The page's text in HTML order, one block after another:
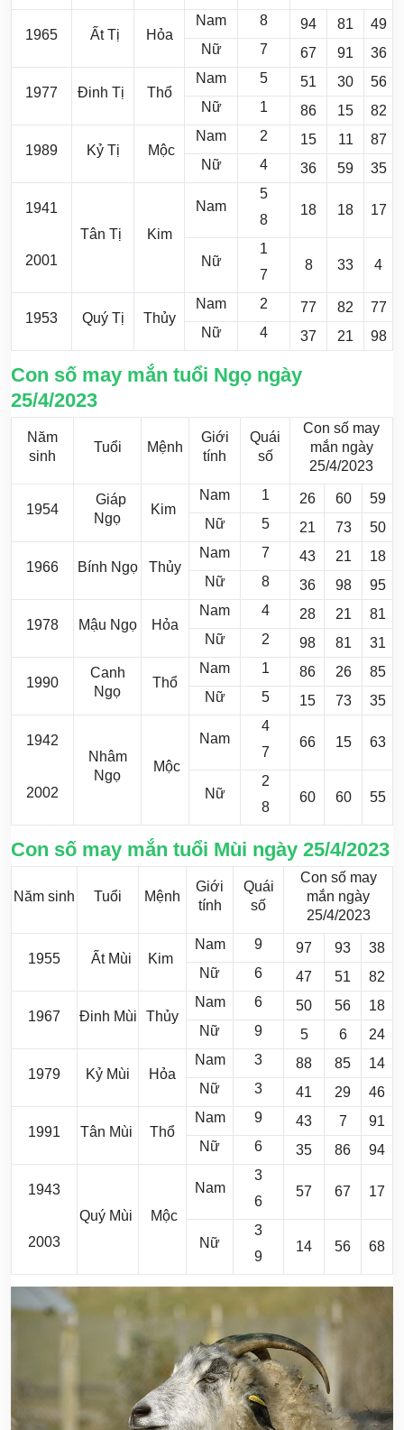
1965 Ất Tị Hỏa
Nam 8 94 81
49
Nữ
7 67 91 36
1977 Đinh Tị Thổ
Nam 5 51 30
56
Nữ
1 86 15 82
1989 Kỷ Tị Mộc
Nam 2 15 11
87
Nữ
4 36 59 35
1941
2001
Tân Tị Kim
Nam
5
8
18 18 17
Nữ
1
7
8 33 4
1953 Quý Tị Thủy
Nam 2 77 82
77
Nữ
4 37 21 98
Con số may mắn tuổi Ngọ ngày
25/4/2023
Năm
sinh
Tuổi Mệnh
Giới
tính
Quái
số
Con số may
mắn ngày
25/4/2023
1954
Giáp
Ngọ
Kim
Nam 1 26 60
59
Nữ
5 21 73 50
1966 Bính Ngọ Thủy
Nam 7 43 21
18
Nữ
8 36 98 95
1978 Mậu Ngọ Hỏa
Nam 4 28 21
81
Nữ
2 98 81 31
1990
Canh
Ngọ
Thổ
Nam 1 86 26
85
Nữ
5 15 73 35
1942
2002
Nhâm
Ngọ
Mộc
Nam
4
7
66 15 63
Nữ
2
8
60 60 55
Con số may mắn tuổi Mùi ngày 25/4/2023
Năm sinh Tuổi Mệnh
Giới
tính
Quái
số
Con số may
mắn ngày
25/4/2023
1955 Ất Mùi Kim
Nam 9 97 93
38
Nữ
6 47 51 82
1967 Đinh Mùi Thủy
Nam 6 50 56
18
Nữ
9 5 6 24
1979 Kỷ Mùi Hỏa
Nam 3 88 85
14
Nữ
3 41 29 46
1991 Tân Mùi Thổ
Nam 9 43 7
91
Nữ
6 35 86 94
1943
2003
Quý Mùi Mộc
Nam
3
6
57 67 17
Nữ
3
9
14 56 68